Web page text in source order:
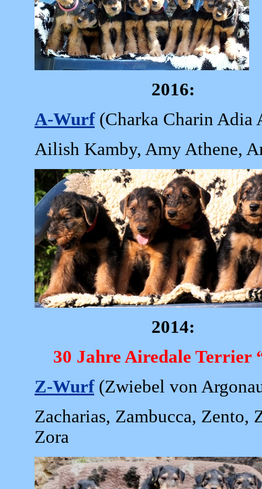
2016:
A-Wurf(Charka Charin Adia
Ailish Kamby, Amy Athene,
2014:
30 Jahre Airedale Terrier
Z-Wurf(Zwiebel von
Zacharias, Zambucca,
Zora